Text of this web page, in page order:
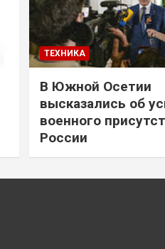
ТЕХНИКА
В Южной Осетии
высказались об
военного
России